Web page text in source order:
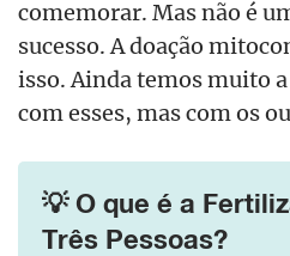
comemorar. Mas não é
sucesso. A doação
isso. Ainda temos muito
com esses, mas com os
💡 O que é a
Três Pessoas?